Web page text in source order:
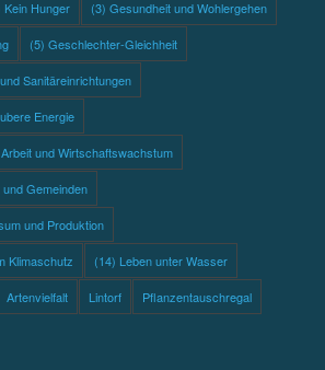
Kein Hunger (3) Gesundheit und Wohlergehen
(5) Geschlechter-Gleichheit
Sanitäreinrichtungen
Energie
und Wirtschaftswachstum
Gemeinden
und Produktion
Klimaschutz (14) Leben unter Wasser
Artenvielfalt Lintorf Pflanzentauschregal